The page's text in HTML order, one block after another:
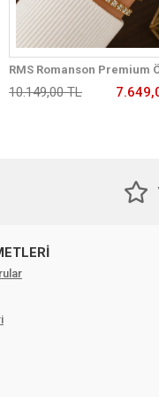
RMS Romanson Premium
Tasarım Kordon 2 Yıl
Atm Kadın Kol Saati+Bileklik
10.149,00 TL